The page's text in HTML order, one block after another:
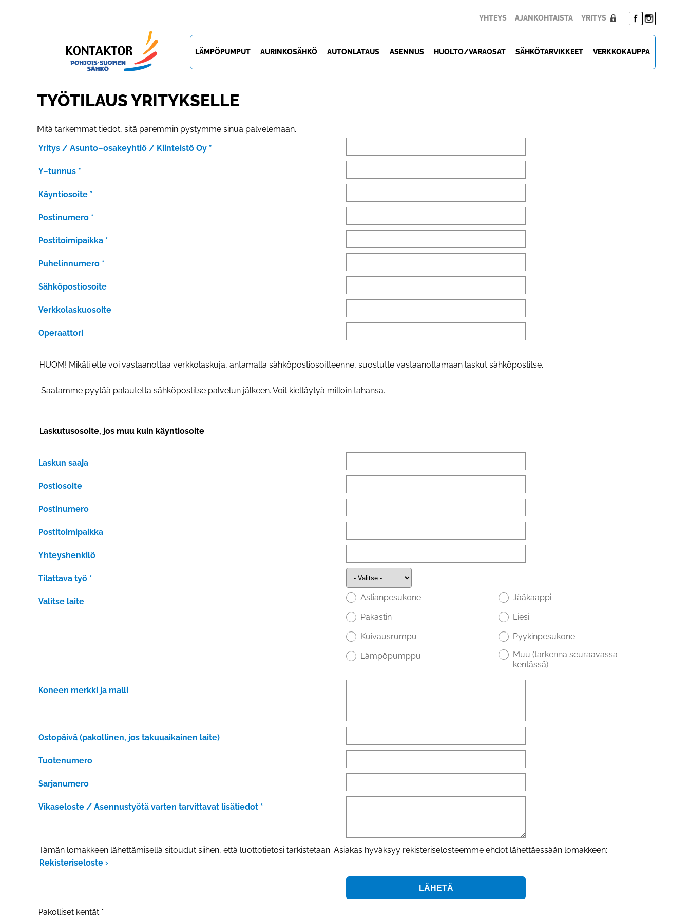
YHTEYS AJANKOHTAISTA YRITYS
LÄMPÖPUMPUT AURINKOSÄHKÖ AUTONLATAUS ASENNUS HUOLTO/VARAOSAT SÄHKÖTARVIKKEET VERKKOKAUPPA
TYÖTILAUS YRITYKSELLE
Mitä tarkemmat tiedot, sitä paremmin pystymme sinua palvelemaan.
Yritys / Asunto–osakeyhtiö / Kiinteistö Oy *
Y–tunnus *
Käyntiosoite *
Postinumero *
Postitoimipaikka *
Puhelinnumero *
Sähköpostiosoite
Verkkolaskuosoite
Operaattori
HUOM! Mikäli ette voi vastaanottaa verkkolaskuja, antamalla sähköpostiosoitteenne, suostutte vastaanottamaan laskut sähköpostitse.
Saatamme pyytää palautetta sähköpostitse palvelun jälkeen. Voit kieltäytyä milloin tahansa.
Laskutusosoite, jos muu kuin käyntiosoite
Laskun saaja
Postiosoite
Postinumero
Postitoimipaikka
Yhteyshenkilö
Tilattava työ *
Valitse laite Astianpesukone
Jääkaappi
Pakastin
Liesi
Kuivausrumpu
Pyykinpesukone
Lämpöpumppu
Muu (tarkenna seuraavassa
kentässä)
Koneen merkki ja malli
Ostopäivä (pakollinen, jos takuuaikainen laite)
Tuotenumero
Sarjanumero
Vikaseloste / Asennustyötä varten tarvittavat lisätiedot *
Tämän lomakkeen lähettämisellä sitoudut siihen, että luottotietosi tarkistetaan. Asiakas hyväksyy rekisteriselosteemme ehdot lähettäessään lomakkeen:
Rekisteriseloste ›
Pakolliset kentät *